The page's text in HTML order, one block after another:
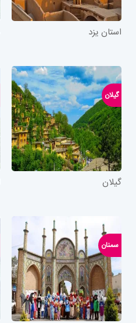
استان یزد
گیلان
گیلان
سمنان